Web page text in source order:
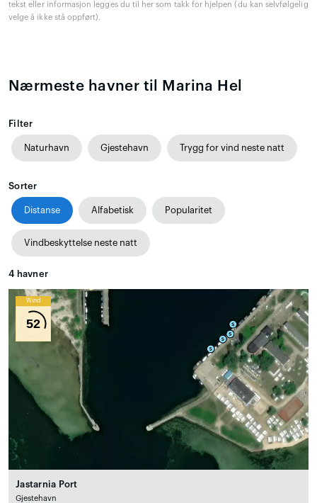
tekst eller informasjon legges du til her som takk for hjelpen (du kan selvfølgelig
velge å ikke stå oppført).
Nærmeste havner til Marina Hel
Filter
Naturhavn Gjestehavn Trygg for vind neste natt
Sorter
Distanse Alfabetisk Popularitet
Vindbeskyttelse neste natt
4 havner
Wind
52
Jastarnia Port
Gjestehavn